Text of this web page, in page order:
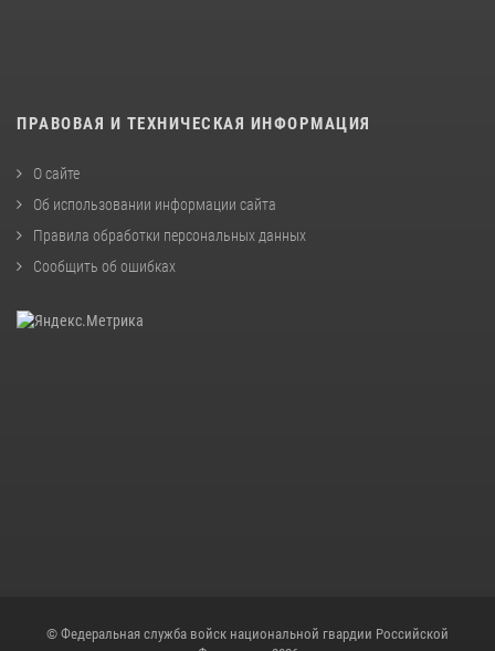
ПРАВОВАЯ И ТЕХНИЧЕСКАЯ ИНФОРМАЦИЯ
О сайте
Об использовании информации сайта
Правила обработки персональных данных
Сообщить об ошибках
© Федеральная служба войск национальной гвардии Российской